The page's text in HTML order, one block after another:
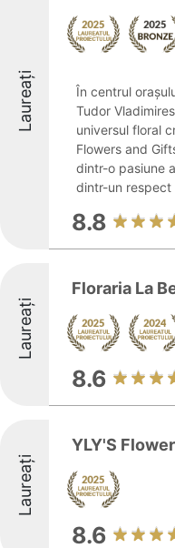
Laureați
În centrul
Tudor
universul floral
Flowers and
dintr-o pasiune
dintr-un
8.8
Laureați
Floraria La
8.6
Laureați
YLY'S
8.6